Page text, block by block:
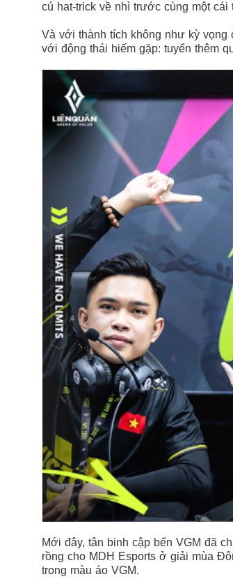
cú hat-trick về nhì trước cùng một
Và với thành tích không như kỳ vọng
với động thái hiếm gặp: tuyển thêm
Mới đây, tân binh cập bến VGM đã
rồng cho MDH Esports ở giải mùa
trong màu áo VGM.